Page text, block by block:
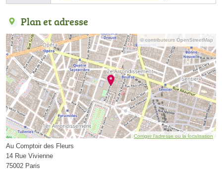
Plan et adresse
© contributeurs OpenStreetMap
Corriger l’adresse ou la localisation
Au Comptoir des Fleurs
14 Rue Vivienne
75002 Paris